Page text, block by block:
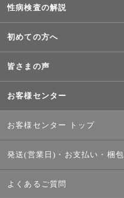
性病検査の解説
初めての方へ
皆さまの声
お客様センター
お客様センター トップ
発送(営業日)・お支払い・梱包
よくあるご質問